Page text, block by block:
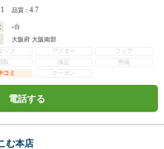
品質：4.7
-台
大阪府 大阪南部
ッフ
アフター
フェア
取
保証
整備
コミ
クーポン
電話する
む本店